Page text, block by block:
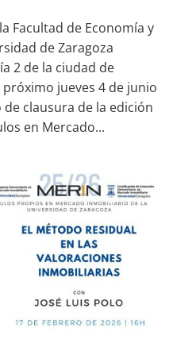
Facultad de Economía y
de Zaragoza
2 de la ciudad de
jueves 4 de junio
clausura de la edición
en Mercado...